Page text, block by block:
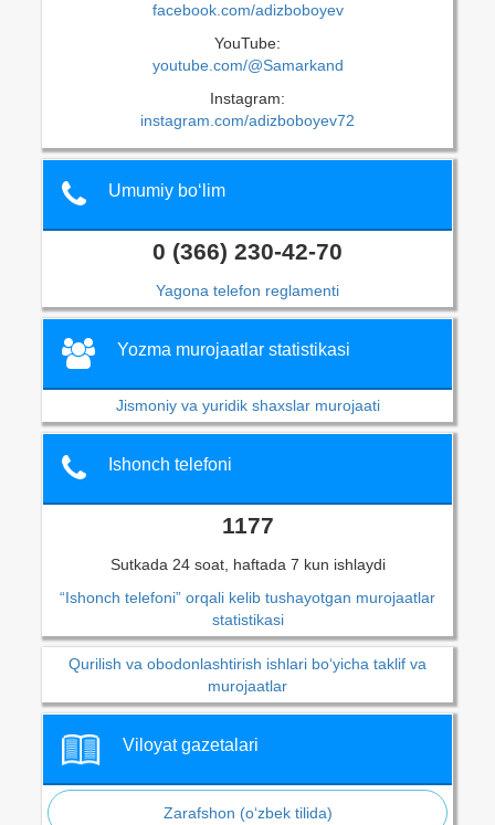
facebook.com/adizboboyev
YouTube:
youtube.com/@Samarkand
Instagram:
instagram.com/adizboboyev72
Umumiy bo‘lim
0 (366) 230-42-70
Yagona telefon reglamenti
Yozma murojaatlar statistikasi
Jismoniy va yuridik shaxslar murojaati
Ishonch telefoni
1177
Sutkada 24 soat, haftada 7 kun ishlaydi
“Ishonch telefoni” orqali kelib tushayotgan murojaatlar
statistikasi
Qurilish va obodonlashtirish ishlari bo‘yicha taklif va
murojaatlar
Viloyat gazetalari
Zarafshon (o‘zbek tilida)